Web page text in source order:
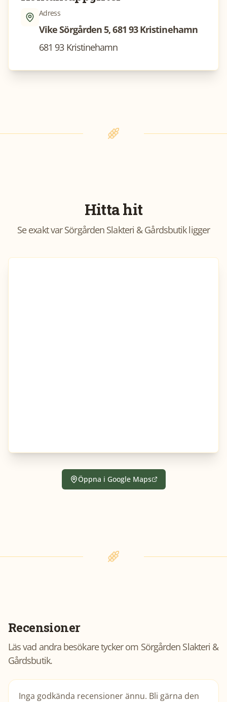
Adress
Vike Sörgården 5, 681 93 Kristinehamn
681 93 Kristinehamn
Hitta hit
Se exakt varSörgården Slakteri & Gårdsbutikligger
Öppna i Google Maps
Recensioner
Läs vad andra besökare tycker om Sörgården Slakteri &
Gårdsbutik.
Inga godkända recensioner ännu. Bli gärna den